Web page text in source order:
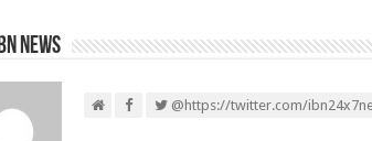
NEWS
@https://twitter.com/